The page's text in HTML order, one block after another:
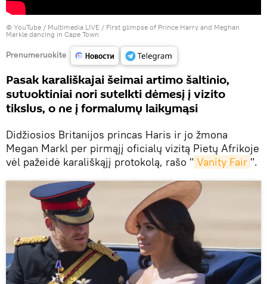
© YouTube / Multimedia LIVE / First glimpse of Prince Harry and Meghan
Markle dancing in Cape Town
Prenumeruokite
Pasak karališkajai šeimai artimo šaltinio,
sutuoktiniai nori sutelkti dėmesį į vizito
tikslus, o ne į formalumų laikymąsi
Didžiosios Britanijos princas Haris ir jo žmona
Megan Markl per pirmąjį oficialų vizitą Pietų Afrikoje
vėl pažeidė karališkąjį protokolą, rašo " Vanity Fair ".